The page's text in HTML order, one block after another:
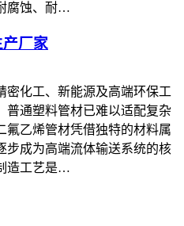
腐蚀、耐…
厂家
密化工、新能源及高端环保工
普通塑料管材已难以适配复杂
氟乙烯管材凭借独特的材料属
步成为高端流体输送系统的核
造工艺是…